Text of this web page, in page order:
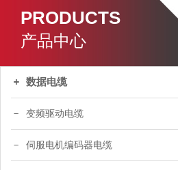
PRODUCTS
产品中心
数据电缆
变频驱动电缆
伺服电机编码器电缆